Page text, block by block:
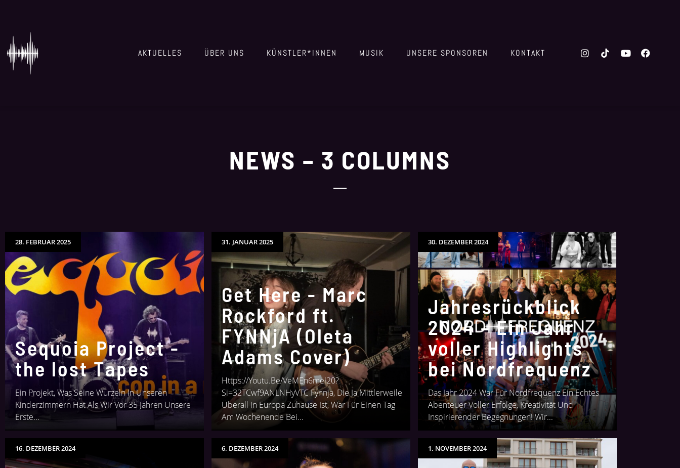
AKTUELLES ÜBER UNS KÜNSTLER*INNEN MUSIK UNSERE SPONSOREN KONTAKT
NEWS – 3 COLUMNS
28. FEBRUAR 2025
Sequoia Project -
the lost Tapes
Ein Projekt, Was Seine Wurzeln In Unseren
Kinderzimmern Hat Als Wir Vor 35 Jahren Unsere
Erste...
31. JANUAR 2025
Get Here - Marc
Rockford ft.
FYNNjA (Oleta
Adams Cover)
Https://youtu.be/VeMEn6mel20?
Si=32TCwf9ANLNHyVTC Fynnja, Die Ja Mittlerweile
Überall In Europa Zuhause Ist, War Für Einen Tag
Am Wochenende Bei...
30. DEZEMBER 2024
Jahresrückblick
2024 – Ein Jahr
voller Highlights
bei Nordfrequenz
Das Jahr 2024 War Für Nordfrequenz Ein Echtes
Abenteuer Voller Erfolge, Kreativität Und
Inspirierender Begegnungen! Wir...
16. DEZEMBER 2024 6. DEZEMBER 2024 1. NOVEMBER 2024